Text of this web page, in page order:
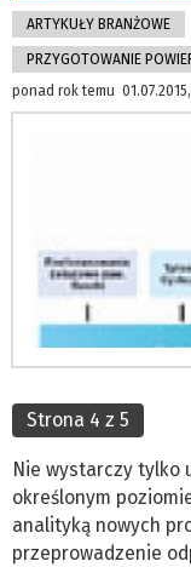
ARTYKUŁY BRANŻOWE
PRZYGOTOWANIE
ponad rok temu
Strona 4 z 5
Nie wystarczy tylko
określonym
analityką nowych
przeprowadzenie